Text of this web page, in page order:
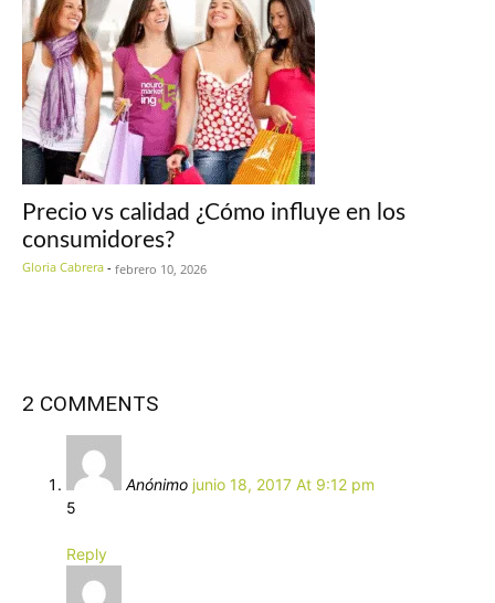
Precio vs calidad ¿Cómo influye en los
consumidores?
Gloria Cabrera - febrero 10, 2026
2 COMMENTS
Anónimo junio 18, 2017 At 9:12 pm
5
Reply